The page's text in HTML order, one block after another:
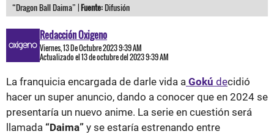
“Dragon Ball Daima” |Fuente:Difusión
Redacción Oxigeno
Viernes, 13 De Octubre 2023 9:39 AM
Actualizado el 13 de octubre del 2023 9:39 AM
La franquicia encargada de darle vida a Gokú decidió
hacer un super anuncio, dando a conocer que en 2024 se
presentaría un nuevo anime. La serie en cuestión será
llamada “Daima” y se estaría estrenando entre